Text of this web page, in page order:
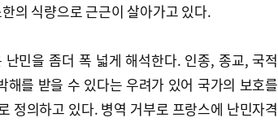
의 식량으로 근근이 살아가고 있다.
민을 좀더 폭 넓게 해석한다. 인종, 종교, 국적
를 받을 수 있다는 우려가 있어 국가의 보호를
정의하고 있다. 병역 거부로 프랑스에 난민자격